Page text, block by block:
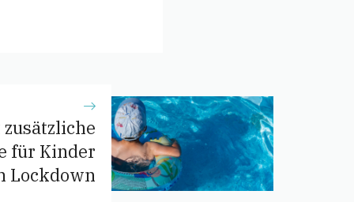
für Kinder
Lockdown